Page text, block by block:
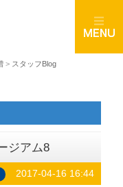
> スタッフBlog
ジアム8
2017-04-16 16:44